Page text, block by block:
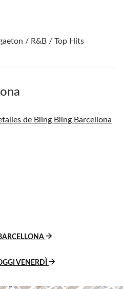
/ R&B / Top Hits
de Bling Bling Barcellona
VENERDÌ